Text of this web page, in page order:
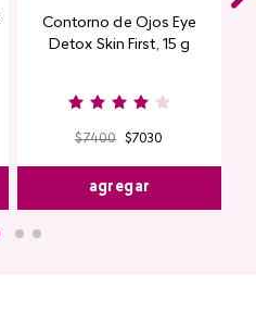
Contorno de Ojos Eye
Detox Skin First, 15 g
$7400 $7030
agregar